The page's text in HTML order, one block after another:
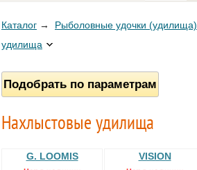
Каталог → Рыболовные удочки (удилища)
удилища
Подобрать по параметрам
Нахлыстовые удилища
G. LOOMIS VISION